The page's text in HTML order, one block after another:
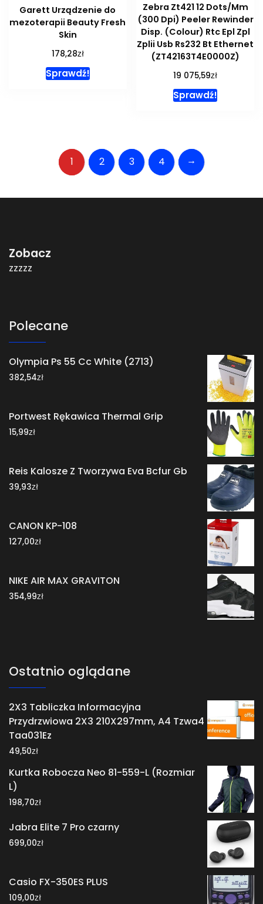
Garett Urządzenie do
mezoterapii Beauty Fresh
Skin
178,28zł
Sprawdź!
Zebra Zt421 12 Dots/Mm
(300 Dpi) Peeler Rewinder
Disp. (Colour) Rtc Epl Zpl
Zplii Usb Rs232 Bt Ethernet
(ZT42163T4E0000Z)
19 075,59zł
Sprawdź!
1 2 3 4 →
Zobacz
zzzzz
Polecane
Olympia Ps 55 Cc White (2713)
382,54zł
Portwest Rękawica Thermal Grip
15,99zł
Reis Kalosze Z Tworzywa Eva Bcfur Gb
39,93zł
CANON KP-108
127,00zł
NIKE AIR MAX GRAVITON
354,99zł
Ostatnio oglądane
2X3 Tabliczka Informacyjna
Przydrzwiowa 2X3 210X297mm, A4 Tzwa4
Taa031Ez
49,50zł
Kurtka Robocza Neo 81-559-L (Rozmiar
L)
198,70zł
Jabra Elite 7 Pro czarny
699,00zł
Casio FX-350ES PLUS
109,00zł